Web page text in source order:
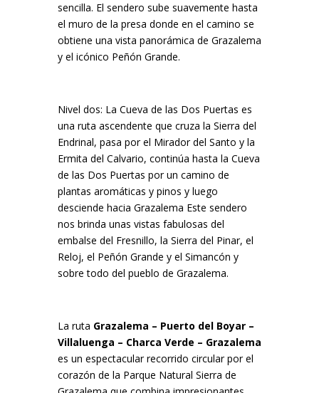
sencilla. El sendero sube suavemente hasta
el muro de la presa donde en el camino se
obtiene una vista panorámica de Grazalema
y el icónico Peñón Grande.
Nivel dos: La Cueva de las Dos Puertas es
una ruta ascendente que cruza la Sierra del
Endrinal, pasa por el Mirador del Santo y la
Ermita del Calvario, continúa hasta la Cueva
de las Dos Puertas por un camino de
plantas aromáticas y pinos y luego
desciende hacia Grazalema Este sendero
nos brinda unas vistas fabulosas del
embalse del Fresnillo, la Sierra del Pinar, el
Reloj, el Peñón Grande y el Simancón y
sobre todo del pueblo de Grazalema.
La ruta Grazalema – Puerto del Boyar –
Villaluenga – Charca Verde – Grazalema
es un espectacular recorrido circular por el
corazón de la Parque Natural Sierra de